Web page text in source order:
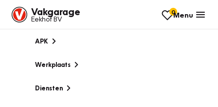
Vakgarage
Eekhof BV
0Menu
APK
Werkplaats
Diensten